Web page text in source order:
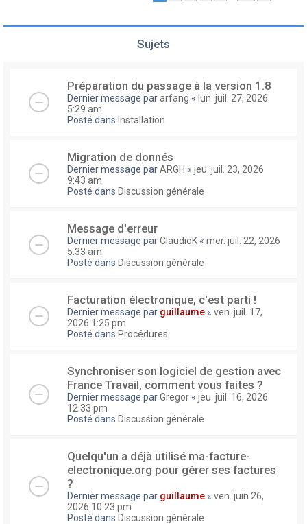
Sujets
Préparation du passage à la version 1.8
Dernier message pararfang « lun. juil. 27, 2026
5:29 am
Posté dans Installation
Migration de donnés
Dernier message parARGH « jeu. juil. 23, 2026
9:43 am
Posté dans Discussion générale
Message d'erreur
Dernier message parClaudioK « mer. juil. 22, 2026
5:33 am
Posté dans Discussion générale
Facturation électronique, c'est parti !
Dernier message par guillaume « ven. juil. 17,
2026 1:25 pm
Posté dans Procédures
Synchroniser son logiciel de gestion avec
France Travail, comment vous faites ?
Dernier message parGregor « jeu. juil. 16, 2026
12:33 pm
Posté dans Discussion générale
Quelqu'un a déjà utilisé ma-facture-
electronique.org pour gérer ses factures
?
Dernier message par guillaume « ven. juin 26,
2026 10:23 pm
Posté dans Discussion générale